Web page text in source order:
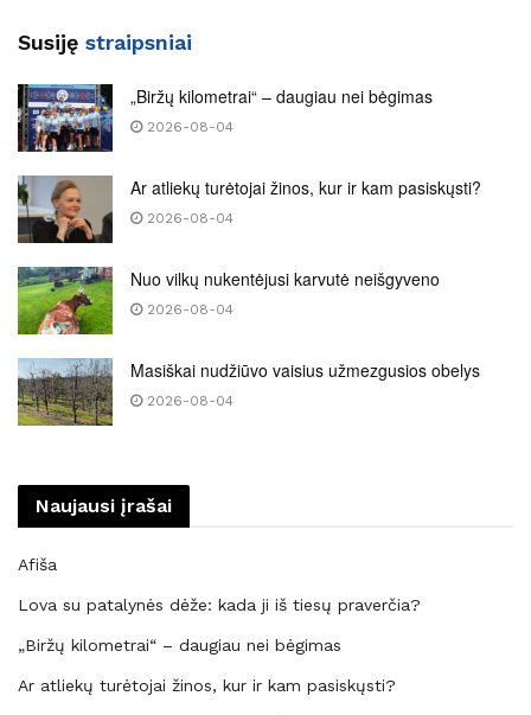
Susiję straipsniai
„Biržų kilometrai“ – daugiau nei bėgimas
2026-08-04
Ar atliekų turėtojai žinos, kur ir kam pasiskųsti?
2026-08-04
Nuo vilkų nukentėjusi karvutė neišgyveno
2026-08-04
Masiškai nudžiūvo vaisius užmezgusios obelys
2026-08-04
Naujausi įrašai
Afiša
Lova su patalynės dėže: kada ji iš tiesų praverčia?
„Biržų kilometrai“ – daugiau nei bėgimas
Ar atliekų turėtojai žinos, kur ir kam pasiskųsti?